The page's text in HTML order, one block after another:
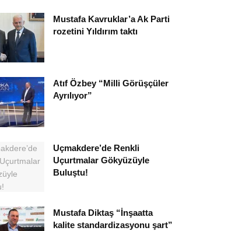
Mustafa Kavruklar’a Ak Parti
rozetini Yıldırım taktı
Atıf Özbey “Milli Görüşçüler
Ayrılıyor”
Uçmakdere’de Renkli
Uçurtmalar Gökyüzüyle
Buluştu!
Mustafa Diktaş “İnşaatta
kalite standardizasyonu şart”